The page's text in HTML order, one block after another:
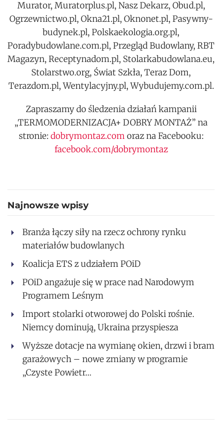
Murator, Muratorplus.pl, Nasz Dekarz, Obud.pl,
Ogrzewnictwo.pl, Okna21.pl, Oknonet.pl, Pasywny-
budynek.pl, Polskaekologia.org.pl,
Poradybudowlane.com.pl, Przegląd Budowlany, RBT
Magazyn, Receptynadom.pl, Stolarkabudowlana.eu,
Stolarstwo.org, Świat Szkła, Teraz Dom,
Terazdom.pl, Wentylacyjny.pl, Wybudujemy.com.pl.
Zapraszamy do śledzenia działań kampanii
„TERMOMODERNIZACJA+ DOBRY MONTAŻ” na
stronie: dobrymontaz.comoraz na Facebooku:
facebook.com/dobrymontaz
Najnowsze wpisy
Branża łączy siły na rzecz ochrony rynku
materiałów budowlanych
Koalicja ETS z udziałem POiD
POiD angażuje się w prace nad Narodowym
Programem Leśnym
Import stolarki otworowej do Polski rośnie.
Niemcy dominują, Ukraina przyspiesza
Wyższe dotacje na wymianę okien, drzwi i bram
garażowych – nowe zmiany w programie
„Czyste Powietr…